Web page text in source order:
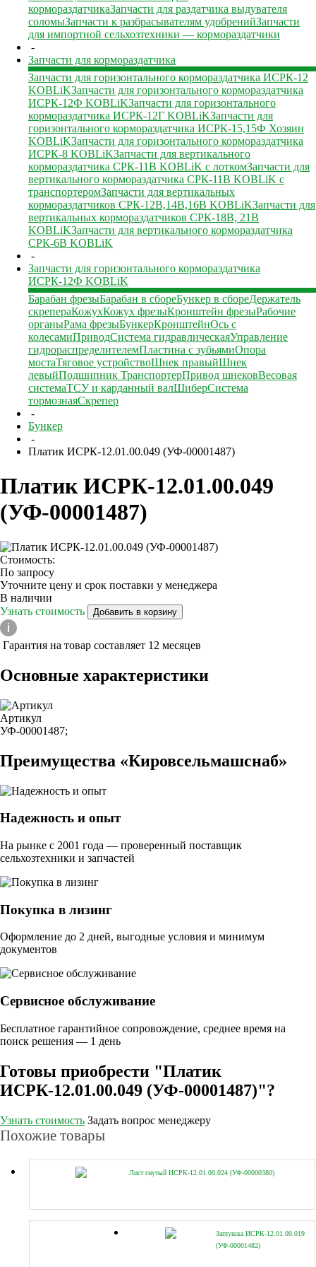
кормораздатчикаЗапчасти для раздатчика выдувателя
соломыЗапчасти к разбрасывателям удобренийЗапчасти
для импортной сельхозтехники — кормораздатчики
-
Запчасти для кормораздатчика
Запчасти для горизонтального кормораздатчика ИСРК-12
KOBLiKЗапчасти для горизонтального кормораздатчика
ИСРК-12Ф KOBLiKЗапчасти для горизонтального
кормораздатчика ИСРК-12Г KOBLiKЗапчасти для
горизонтального кормораздатчика ИСРК-15,15Ф Хозяин
KOBLiKЗапчасти для горизонтального кормораздатчика
ИСРК-8 KOBLiKЗапчасти для вертикального
кормораздатчика СРК-11В KOBLiK с лоткомЗапчасти для
вертикального кормораздатчика СРК-11В KOBLiK с
транспортеромЗапчасти для вертикальных
кормораздатчиков СРК-12В,14В,16В KOBLiKЗапчасти для
вертикальных кормораздатчиков СРК-18В, 21В
KOBLiKЗапчасти для вертикального кормораздатчика
СРК-6В KOBLiK
-
Запчасти для горизонтального кормораздатчика
ИСРК-12Ф KOBLiK
Барабан фрезыБарабан в сбореБункер в сбореДержатель
скрепераКожухКожух фрезыКронштейн фрезыРабочие
органыРама фрезыБункерКронштейнОсь с
колесамиПриводСистема гидравлическаяУправление
гидрораспределителемПластина с зубьямиОпора
мостаТяговое устройствоШнек правыйШнек
левыйПодшипник ТранспортерПривод шнековВесовая
системаТСУ и карданный валШиберСистема
тормознаяСкрепер
-
Бункер
-
Платик ИСРК-12.01.00.049 (УФ-00001487)
Платик ИСРК-12.01.00.049
(УФ-00001487)
Стоимость:
По запросу
Уточните цену и срок поставки у менеджера
В наличии
Узнать стоимость
Добавить в корзину
Гарантия на товар составляет 12 месяцев
Основные характеристики
Артикул
УФ-00001487;
Преимущества «Кировсельмашснаб»
Надежность и опыт
На рынке с 2001 года — проверенный поставщик
сельхозтехники и запчастей
Покупка в лизинг
Оформление до 2 дней, выгодные условия и минимум
документов
Сервисное обслуживание
Бесплатное гарантийное сопровождение, среднее время на
поиск решения — 1 день
Готовы приобрести "Платик
ИСРК-12.01.00.049 (УФ-00001487)"?
Узнать стоимость Задать вопрос менеджеру
Похожие товары
Лист гнутый ИСРК-12.01.00.024 (УФ-00000380)
Заглушка ИСРК-12.01.00.019
(УФ-00001482)